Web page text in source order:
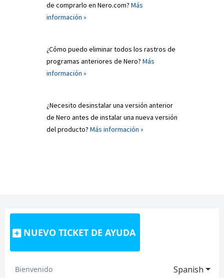
de comprarlo en Nero.com? Más
información »
¿Cómo puedo eliminar todos los rastros de
programas anteriores de Nero? Más
información »
¿Necesito desinstalar una versión anterior
de Nero antes de instalar una nueva versión
del producto? Más información »
NUEVO TICKET DE AYUDA
Spanish
Bienvenido